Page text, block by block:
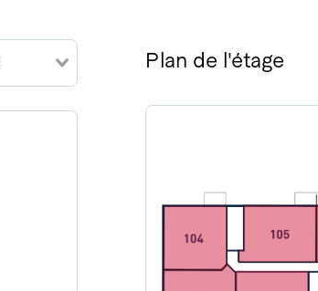
Plan de l'étage